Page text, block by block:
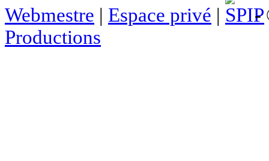
Webmestre | Espace privé |
-
Productions